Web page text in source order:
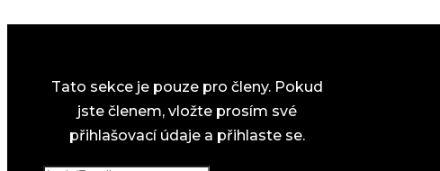
Tato sekce je pouze pro členy. Pokud
jste členem, vložte prosím své
přihlašovací údaje a přihlaste se.